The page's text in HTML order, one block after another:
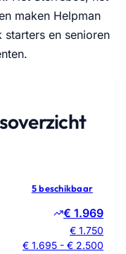
maken Helpman
en senioren
5 beschikbaar
€ 1.969
€ 1.750
€ 1.695 - € 2.500